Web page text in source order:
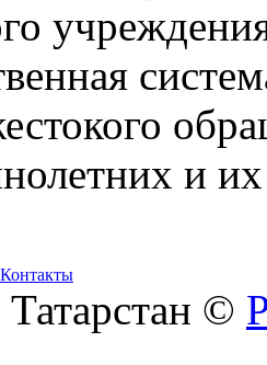
и
Контакты
©